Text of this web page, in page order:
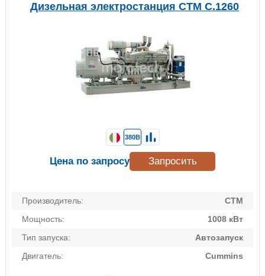
Дизельная электростанция CTM C.1260
Производитель:
CTM
Мощность:
1008 кВт
Тип запуска:
Автозапуск
Двигатель:
Cummins
380В
Цена по запросу Запросить